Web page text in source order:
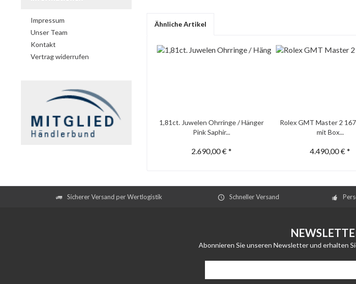
Impressum
Unser Team
Kontakt
Vertrag widerrufen
Ähnliche Artikel
1,81ct. Juwelen Ohrringe / Hänger
Pink Saphir...
2.690,00 € *
Rolex GMT Master 2
mit Box...
4.490,00 € *
Sicherer Versand per Wertlogistik Schneller Versand
Abonnieren Sie unseren Newsletter und erhalten